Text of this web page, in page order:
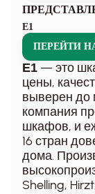
Е1
ПЕРЕЙТИ
E1 — это
цены,
выверен до
компания
шкафов, и
16 стран
дома.
Shelling,